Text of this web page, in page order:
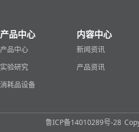
产品中心
产品中心
实验研究
消耗品设备
内容中心
新闻资讯
产品资讯
鲁ICP备14010289号-28